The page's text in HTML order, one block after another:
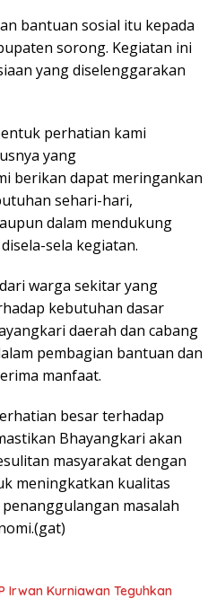
bantuan sosial itu kepada
sorong. Kegiatan ini
yang diselenggarakan
perhatian kami
yang
berikan dapat meringankan
sehari-hari,
dalam mendukung
sela kegiatan.
warga sekitar yang
kebutuhan dasar
daerah dan cabang
pembagian bantuan dan
manfaat.
besar terhadap
Bhayangkari akan
masyarakat dengan
meningkatkan kualitas
masalah
Irwan Kurniawan Teguhkan